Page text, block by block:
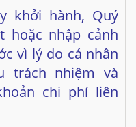
khởi hành, Quý
hoặc nhập cảnh
vì lý do cá nhân
trách nhiệm và
chi phí liên